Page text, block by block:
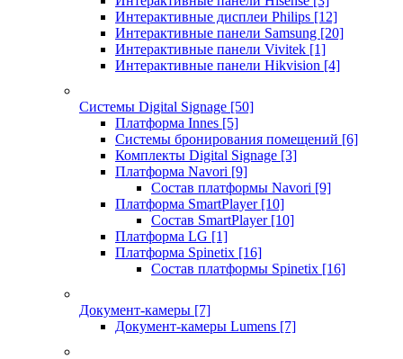
Интерактивные дисплеи Philips [12]
Интерактивные панели Samsung [20]
Интерактивные панели Vivitek [1]
Интерактивные панели Hikvision [4]
Системы Digital Signage [50]
Платформа Innes [5]
Системы бронирования помещений [6]
Комплекты Digital Signage [3]
Платформа Navori [9]
Состав платформы Navori [9]
Платформа SmartPlayer [10]
Состав SmartPlayer [10]
Платформа LG [1]
Платформа Spinetix [16]
Состав платформы Spinetix [16]
Документ-камеры [7]
Документ-камеры Lumens [7]